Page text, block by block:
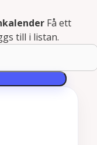
Få ett
till i listan.